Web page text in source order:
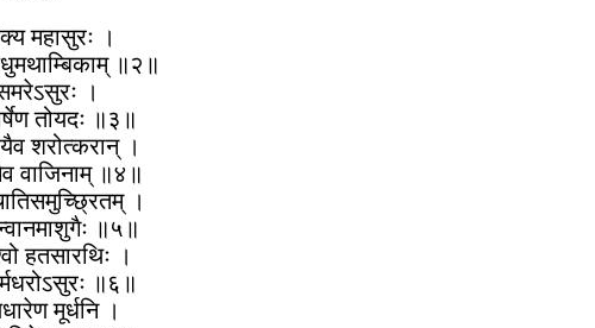
महासुरः ।
॥२॥
।
तोयदः ॥३॥
शरोत्करान् ।
वाजिनाम् ॥४॥
।
॥५॥
हतसारथिः ।
॥६॥
मूर्धनि ।